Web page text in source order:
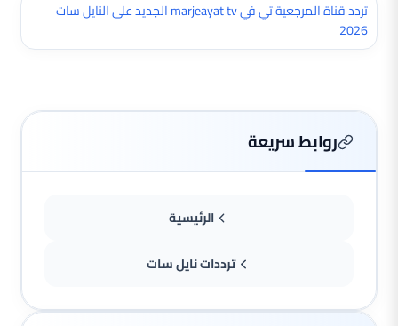
تردد قناة المرجعية تي في marjeayat tv الجديد على النايل سات
2026
روابط سريعة
الرئيسية
ترددات نايل سات